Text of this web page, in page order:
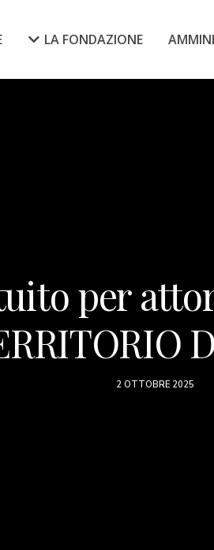
LA FONDAZIONE
per
2 OTTOBRE 2025